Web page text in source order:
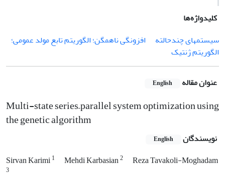
کلیدواژه‌ها
سیستمهای چندحالته
افزونگی ناهمگن؛ الگوریتم تابع مولد عمومی؛
الگوریتم ژنتیک
عنوان مقاله English
Multi-state series–parallel system optimization using
the genetic algorithm
نویسندگان English
Sirvan Karimi1 Mehdi Karbasian2 Reza Tavakoli-Moghadam
3